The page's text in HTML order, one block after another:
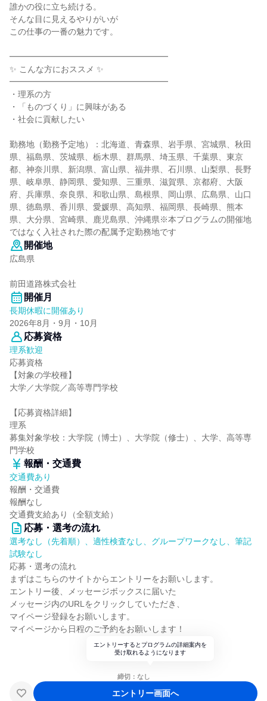
誰かの役に立ち続ける。
そんな目に見えるやりがいが
この仕事の一番の魅力です。
━━━━━━━━━━━━━━━━━━━
✨ こんな方におススメ ✨
━━━━━━━━━━━━━━━━━━━
・理系の方
・「ものづくり」に興味がある
・社会に貢献したい
勤務地（勤務予定地）：北海道、青森県、岩手県、宮城県、秋田
県、福島県、茨城県、栃木県、群馬県、埼玉県、千葉県、東京
都、神奈川県、新潟県、富山県、福井県、石川県、山梨県、長野
県、岐阜県、静岡県、愛知県、三重県、滋賀県、京都府、大阪
府、兵庫県、奈良県、和歌山県、島根県、岡山県、広島県、山口
県、徳島県、香川県、愛媛県、高知県、福岡県、長崎県、熊本
県、大分県、宮崎県、鹿児島県、沖縄県※本プログラムの開催地
ではなく入社された際の配属予定勤務地です
開催地
広島県
前田道路株式会社
開催月
長期休暇に開催あり
2026年8月・9月・10月
応募資格
理系歓迎
応募資格
【対象の学校種】
大学／大学院／高等専門学校
【応募資格詳細】
理系
募集対象学校：大学院（博士）、大学院（修士）、大学、高等専
門学校
報酬・交通費
交通費あり
報酬・交通費
報酬なし
交通費支給あり（全額支給）
応募・選考の流れ
選考なし（先着順）、適性検査なし、グループワークなし、筆記
試験なし
応募・選考の流れ
まずはこちらのサイトからエントリーをお願いします。
エントリー後、メッセージボックスに届いた
メッセージ内のURLをクリックしていただき、
マイページ登録をお願いします。
マイページから日程のご予約をお願いします！
エントリーするとプログラムの詳細案内を
受け取れるようになります
締切：なし
エントリー画面へ